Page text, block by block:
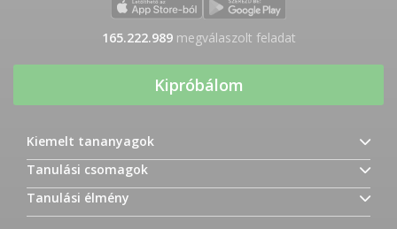
165.222.989megválaszolt feladat
Kipróbálom
Kiemelt tananyagok
Tanulási csomagok
Tanulási élmény